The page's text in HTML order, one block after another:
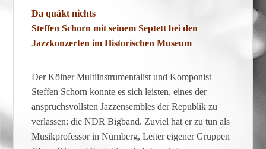
Da quäkt nichts
Steffen Schorn mit seinem Septett bei den
Jazzkonzerten im Historischen Museum
Der Kölner Multiinstrumentalist und Komponist
Steffen Schorn konnte es sich leisten, eines der
anspruchsvollsten Jazzensembles der Republik zu
verlassen: die NDR Bigband. Zuviel hat er zu tun als
Musikprofessor in Nürnberg, Leiter eigener Gruppen